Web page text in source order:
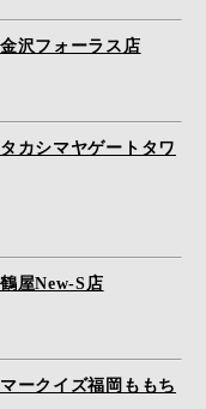
沢フォーラス店
カシマヤゲートタワ
屋New-S店
ークイズ福岡ももち